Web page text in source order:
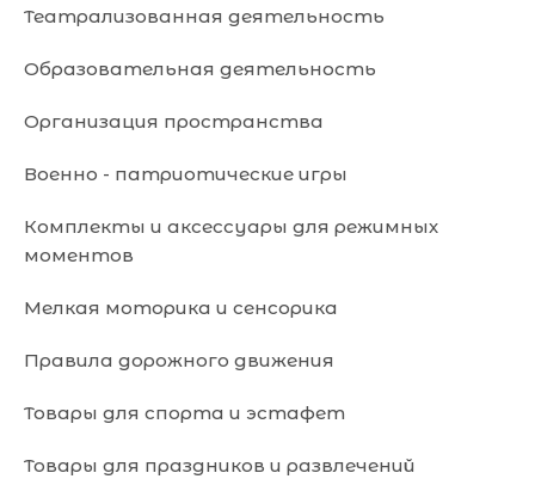
Театрализованная деятельность
Образовательная деятельность
Организация пространства
Военно - патриотические игры
Комплекты и аксессуары для режимных
моментов
Мелкая моторика и сенсорика
Правила дорожного движения
Товары для спорта и эстафет
Товары для праздников и развлечений